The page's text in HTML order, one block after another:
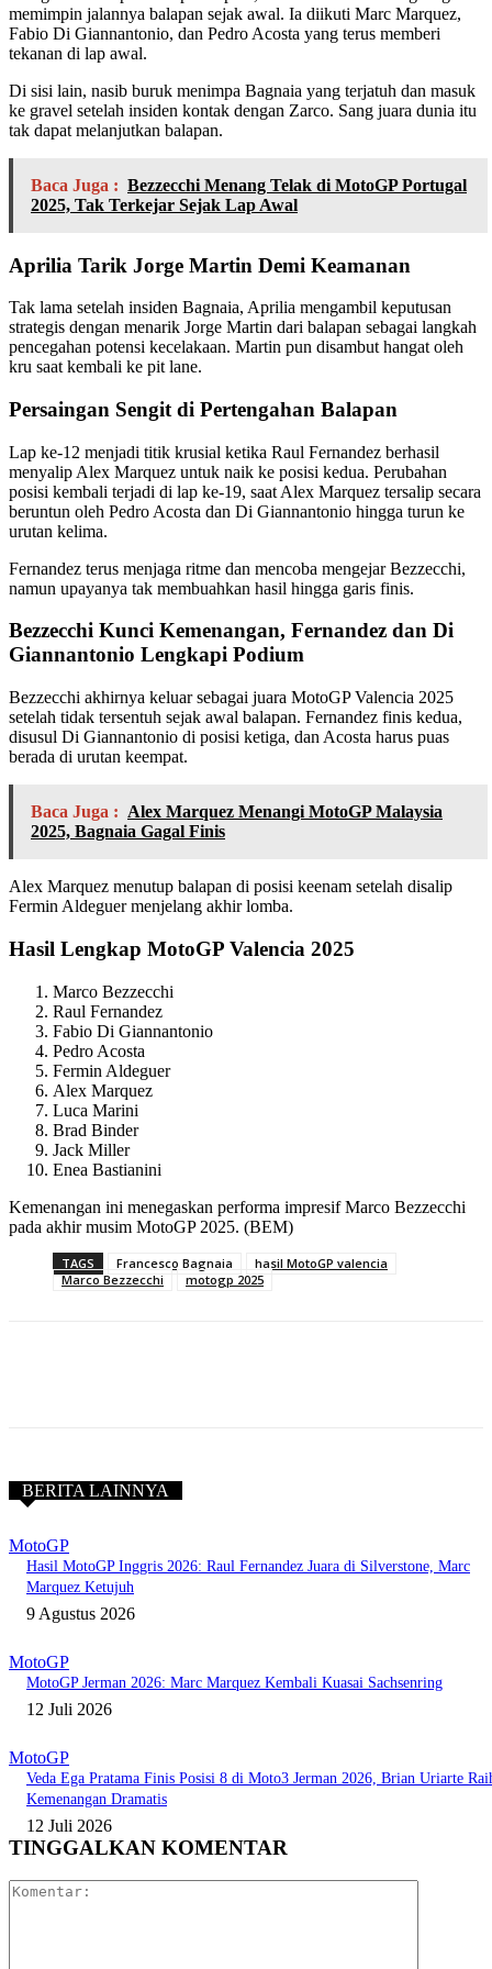
memimpin jalannya balapan sejak awal. Ia diikuti Marc Marquez,
Fabio Di Giannantonio, dan Pedro Acosta yang terus memberi
tekanan di lap awal.
Di sisi lain, nasib buruk menimpa Bagnaia yang terjatuh dan masuk
ke gravel setelah insiden kontak dengan Zarco. Sang juara dunia itu
tak dapat melanjutkan balapan.
Baca Juga : Bezzecchi Menang Telak di MotoGP Portugal
2025, Tak Terkejar Sejak Lap Awal
Aprilia Tarik Jorge Martin Demi Keamanan
Tak lama setelah insiden Bagnaia, Aprilia mengambil keputusan
strategis dengan menarik Jorge Martin dari balapan sebagai langkah
pencegahan potensi kecelakaan. Martin pun disambut hangat oleh
kru saat kembali ke pit lane.
Persaingan Sengit di Pertengahan Balapan
Lap ke-12 menjadi titik krusial ketika Raul Fernandez berhasil
menyalip Alex Marquez untuk naik ke posisi kedua. Perubahan
posisi kembali terjadi di lap ke-19, saat Alex Marquez tersalip secara
beruntun oleh Pedro Acosta dan Di Giannantonio hingga turun ke
urutan kelima.
Fernandez terus menjaga ritme dan mencoba mengejar Bezzecchi,
namun upayanya tak membuahkan hasil hingga garis finis.
Bezzecchi Kunci Kemenangan, Fernandez dan Di
Giannantonio Lengkapi Podium
Bezzecchi akhirnya keluar sebagai juara MotoGP Valencia 2025
setelah tidak tersentuh sejak awal balapan. Fernandez finis kedua,
disusul Di Giannantonio di posisi ketiga, dan Acosta harus puas
berada di urutan keempat.
Baca Juga : Alex Marquez Menangi MotoGP Malaysia
2025, Bagnaia Gagal Finis
Alex Marquez menutup balapan di posisi keenam setelah disalip
Fermin Aldeguer menjelang akhir lomba.
Hasil Lengkap MotoGP Valencia 2025
Marco Bezzecchi
Raul Fernandez
Fabio Di Giannantonio
Pedro Acosta
Fermin Aldeguer
Alex Marquez
Luca Marini
Brad Binder
Jack Miller
Enea Bastianini
Kemenangan ini menegaskan performa impresif Marco Bezzecchi
pada akhir musim MotoGP 2025. (BEM)
TAGS Francesco Bagnaia
hasil MotoGP valencia
Marco Bezzecchi
motogp 2025
BERITA LAINNYA
MotoGP
Hasil MotoGP Inggris 2026: Raul Fernandez Juara di Silverstone, Marc
Marquez Ketujuh
9 Agustus 2026
MotoGP
MotoGP Jerman 2026: Marc Marquez Kembali Kuasai Sachsenring
12 Juli 2026
MotoGP
Veda Ega Pratama Finis Posisi 8 di Moto3 Jerman 2026, Brian Uriarte
Kemenangan Dramatis
12 Juli 2026
TINGGALKAN KOMENTAR